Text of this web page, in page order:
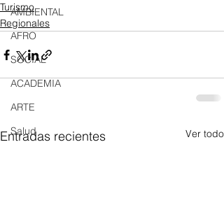
AMBIENTAL
AFRO
SOCIAL
ACADEMIA
ARTE
Salud
Turismo
Regionales
Entradas recientes Ver todo